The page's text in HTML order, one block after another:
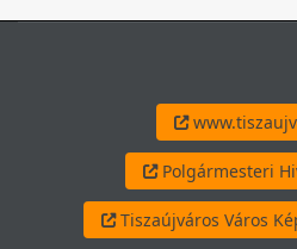
Polgármesteri
Tiszaújváros Város